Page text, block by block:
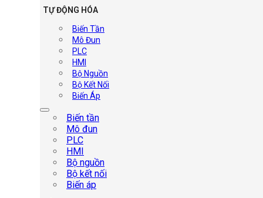
TỰ ĐỘNG HÓA
Biến Tần
Mô Đun
PLC
HMI
Bộ Nguồn
Bộ Kết Nối
Biến Áp
Biến tần
Mô đun
PLC
HMI
Bộ nguồn
Bộ kết nối
Biến áp